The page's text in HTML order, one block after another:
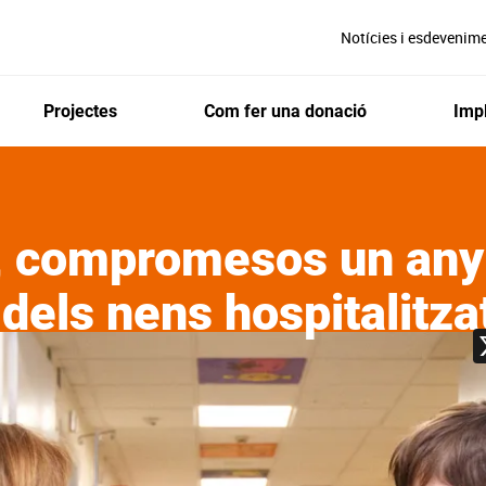
Notícies i
Projectes Com fer una donació
un
nens